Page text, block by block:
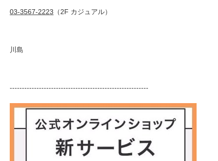
03-3567-2223 （2F カジュアル）
川島
---------------------------------------------------------